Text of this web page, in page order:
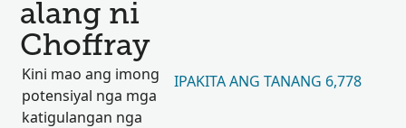
alang ni
Choffray
Kini mao ang imong
potensiyal nga mga
katigulangan nga
IPAKITA ANG TANANG 6,778